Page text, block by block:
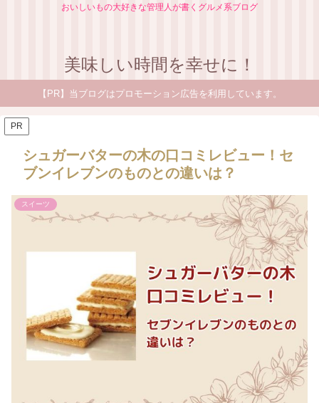
おいしいもの大好きな管理人が書くグルメ系ブログ
美味しい時間を幸せに！
【PR】当ブログはプロモーション広告を利用しています。
PR
シュガーバターの木の口コミレビュー！セ
ブンイレブンのものとの違いは？
スイーツ